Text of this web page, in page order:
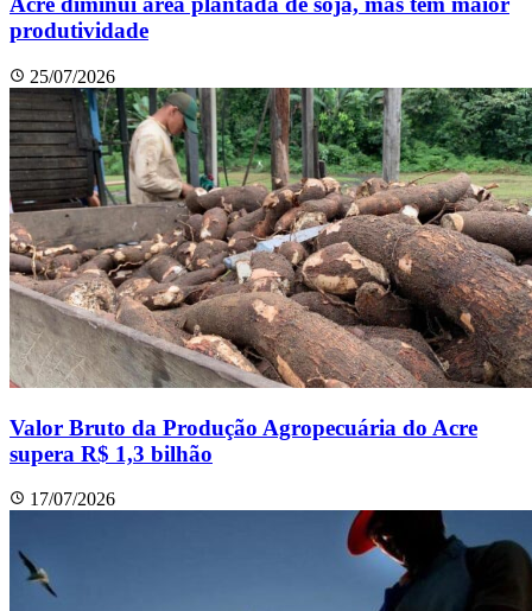
produtividade
25/07/2026
Valor Bruto da Produção Agropecuária do Acre
supera R$ 1,3 bilhão
17/07/2026